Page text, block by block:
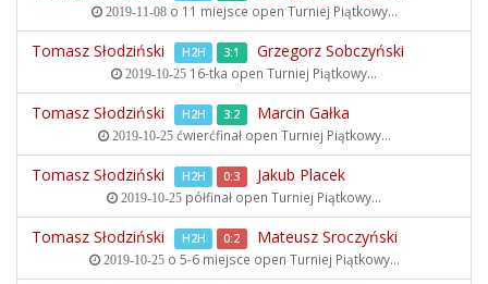
2019-11-08o 11 miejsce open Turniej Piątkowy...
Tomasz Słodziński H2H 3:1 Grzegorz Sobczyński
2019-10-25 16-tka open Turniej Piątkowy...
Tomasz Słodziński H2H 3:2 Marcin Gałka
2019-10-25ćwierćfinał open Turniej Piątkowy...
Tomasz Słodziński H2H 0:3 Jakub Placek
2019-10-25 półfinał open Turniej Piątkowy...
Tomasz Słodziński H2H 0:2 Mateusz Sroczyński
2019-10-25o 5-6 miejsce open Turniej Piątkowy...